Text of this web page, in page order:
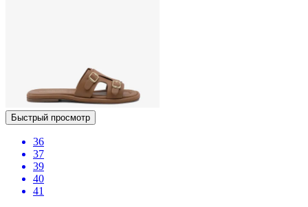
Быстрый просмотр
36
37
39
40
41